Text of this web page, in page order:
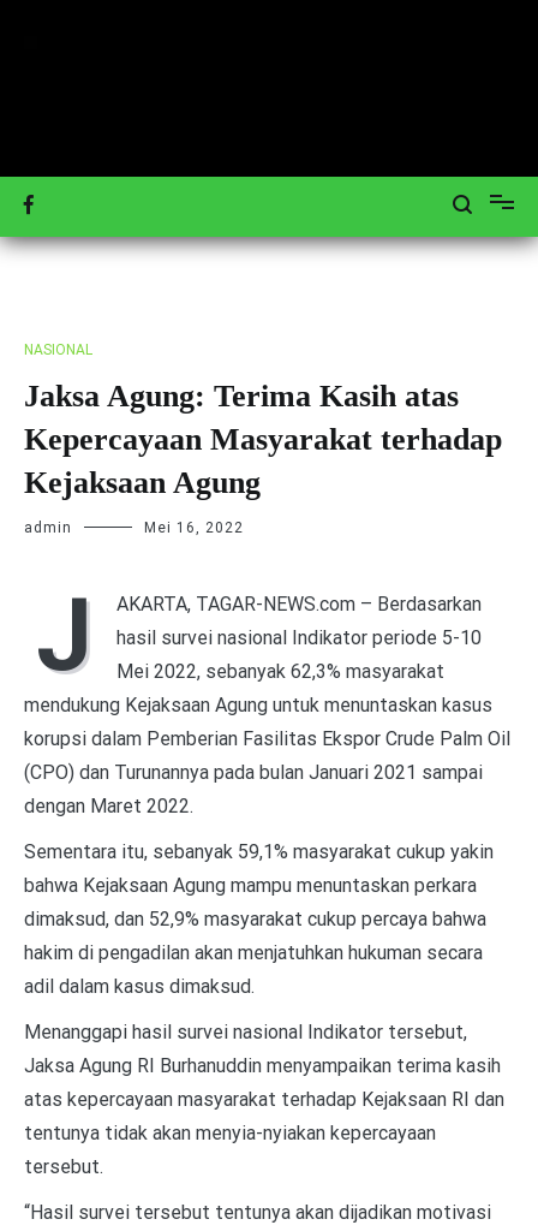
Tagar-News.com
Mengulas Peristiwa Teraktual
NASIONAL
Jaksa Agung: Terima Kasih atas
Kepercayaan Masyarakat terhadap
Kejaksaan Agung
admin Mei 16, 2022
J
AKARTA, TAGAR-NEWS.com – Berdasarkan
hasil survei nasional Indikator periode 5-10
Mei 2022, sebanyak 62,3% masyarakat
mendukung Kejaksaan Agung untuk menuntaskan kasus
korupsi dalam Pemberian Fasilitas Ekspor Crude Palm Oil
(CPO) dan Turunannya pada bulan Januari 2021 sampai
dengan Maret 2022.
Sementara itu, sebanyak 59,1% masyarakat cukup yakin
bahwa Kejaksaan Agung mampu menuntaskan perkara
dimaksud, dan 52,9% masyarakat cukup percaya bahwa
hakim di pengadilan akan menjatuhkan hukuman secara
adil dalam kasus dimaksud.
Menanggapi hasil survei nasional Indikator tersebut,
Jaksa Agung RI Burhanuddin menyampaikan terima kasih
atas kepercayaan masyarakat terhadap Kejaksaan RI dan
tentunya tidak akan menyia-nyiakan kepercayaan
tersebut.
“Hasil survei tersebut tentunya akan dijadikan motivasi